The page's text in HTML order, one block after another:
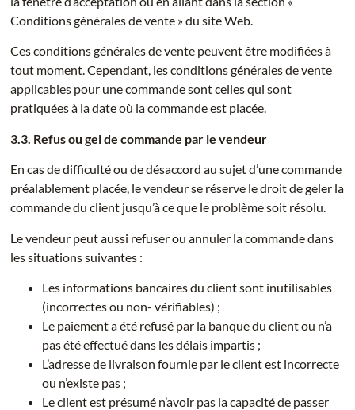
Conditions générales de vente » du site Web.
Ces conditions générales de vente peuvent être modifiées à
tout moment. Cependant, les conditions générales de vente
applicables pour une commande sont celles qui sont
pratiquées à la date où la commande est placée.
3.3. Refus ou gel de commande par le vendeur
En cas de difficulté ou de désaccord au sujet d’une commande
préalablement placée, le vendeur se réserve le droit de geler la
commande du client jusqu’à ce que le problème soit résolu.
Le vendeur peut aussi refuser ou annuler la commande dans
les situations suivantes :
Les informations bancaires du client sont inutilisables
(incorrectes ou non- vérifiables) ;
Le paiement a été refusé par la banque du client ou n’a
pas été effectué dans les délais impartis ;
L’adresse de livraison fournie par le client est incorrecte
ou n’existe pas ;
Le client est présumé n’avoir pas la capacité de passer